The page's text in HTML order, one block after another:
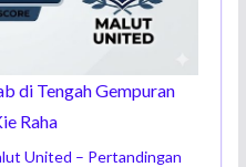
di Tengah Gempuran
Raha
United – Pertandingan